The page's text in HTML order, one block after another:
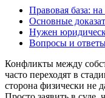
Правовая база:
Основные
Нужен
Вопросы и
Конфликты между
часто переходят в
сторона физически не